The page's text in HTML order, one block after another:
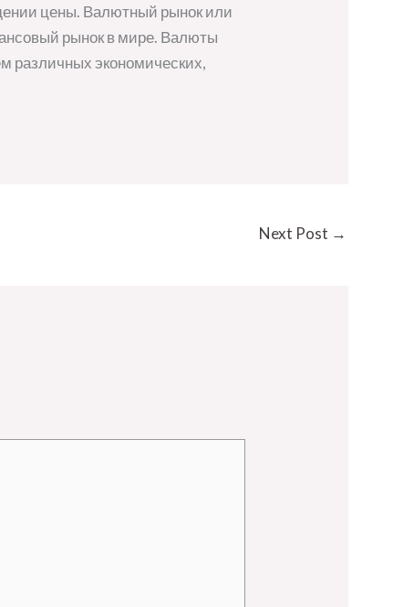
цены. Валютный рынок или
рынок в мире. Валюты
различных экономических,
Next Post →